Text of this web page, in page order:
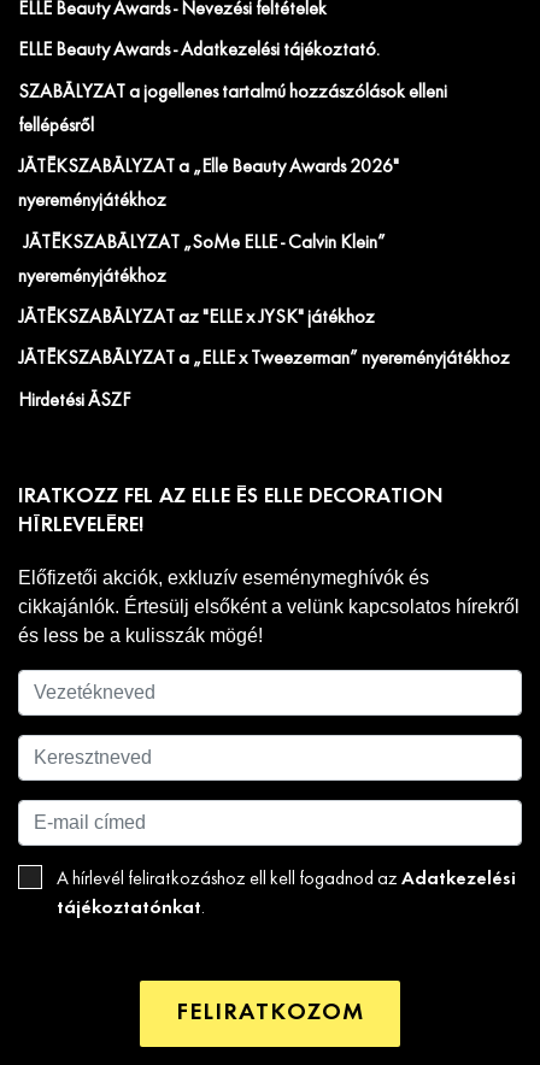
ELLE Beauty Awards - Nevezési feltételek
ELLE Beauty Awards - Adatkezelési tájékoztató.
SZABÁLYZAT a jogellenes tartalmú hozzászólások elleni
fellépésről
JÁTÉKSZABÁLYZAT a „Elle Beauty Awards 2026"
nyereményjátékhoz
JÁTÉKSZABÁLYZAT „SoMe ELLE - Calvin Klein”
nyereményjátékhoz
JÁTÉKSZABÁLYZAT az "ELLE x JYSK" játékhoz
JÁTÉKSZABÁLYZAT a „ELLE x Tweezerman” nyereményjátékhoz
Hirdetési ÁSZF
IRATKOZZ FEL AZ ELLE ÉS ELLE DECORATION
HÍRLEVELÉRE!
Előfizetői akciók, exkluzív eseménymeghívók és
cikkajánlók. Értesülj elsőként a velünk kapcsolatos hírekről
és less be a kulisszák mögé!
A hírlevél feliratkozáshoz ell kell fogadnod az Adatkezelési
tájékoztatónkat.
FELIRATKOZOM